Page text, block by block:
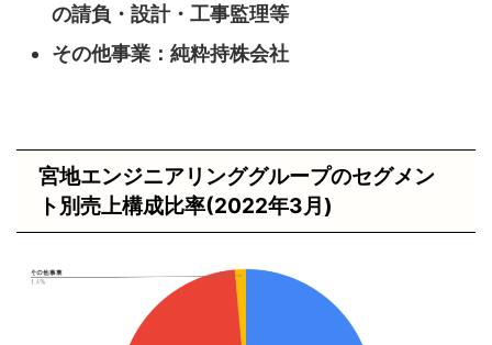
の請負・設計・工事監理等
その他事業：純粋持株会社
宮地エンジニアリンググループのセグメン
ト別売上構成比率(2022年3月)